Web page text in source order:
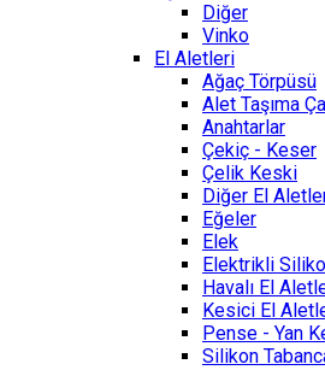
Diğer
Vinko
El Aletleri
Ağaç Törpüsü
Alet Taşıma
Anahtarlar
Çekiç - Keser
Çelik Keski
Diğer El
Eğeler
Elek
Elektrikli
Havalı El
Kesici El
Pense - Yan
Silikon